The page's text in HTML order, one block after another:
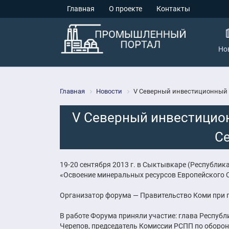
Главная О проекте Контакты
Главная Новости V Северный инвестиционный
V Северный
19-20 сентября 2013 г. в Сыктывкаре
«Освоение минеральных ресурсов Европейского
Организатор форума — Правительство Коми при
В работе Форума приняли участие: глава
Черепов, председатель Комиссии РСПП по